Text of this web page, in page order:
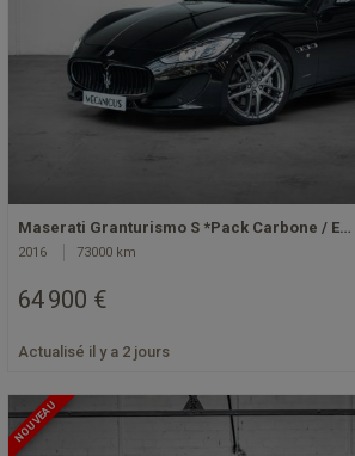
Maserati Granturismo S *Pack Carbone / E…
2016 73000 km
64 900 €
Actualisé il y a 2 jours
NOUVEAU